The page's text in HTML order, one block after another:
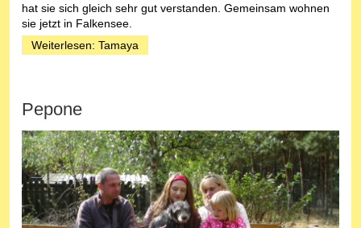
hat sie sich gleich sehr gut verstanden. Gemeinsam wohnen
sie jetzt in Falkensee.
Weiterlesen: Tamaya
Pepone